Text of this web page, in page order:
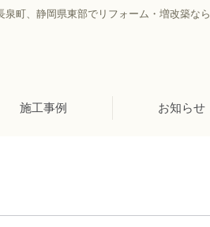
泉町、静岡県東部でリフォーム・増改築なら
施工事例 お知らせ